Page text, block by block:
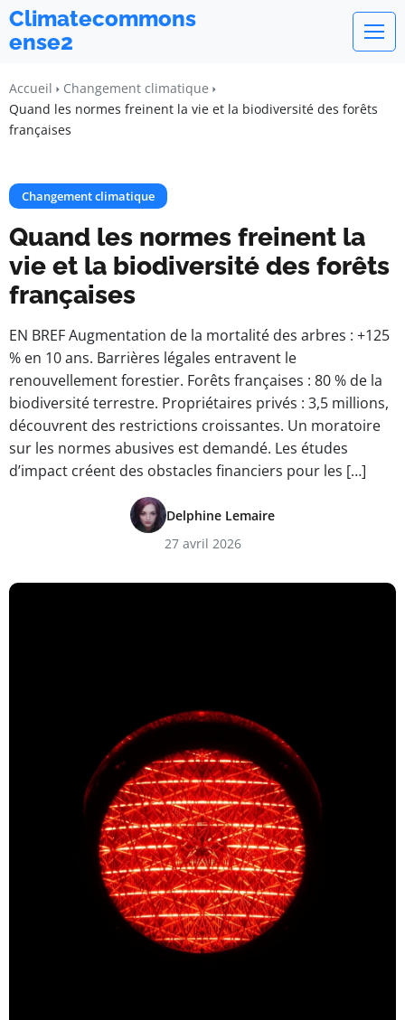
Climatecommons
ense2
Accueil
Changement climatique
Quand les normes freinent la vie et la biodiversité des forêts
françaises
Changement climatique
Quand les normes freinent la
vie et la biodiversité des forêts
françaises
EN BREF Augmentation de la mortalité des arbres : +125
% en 10 ans. Barrières légales entravent le
renouvellement forestier. Forêts françaises : 80 % de la
biodiversité terrestre. Propriétaires privés : 3,5 millions,
découvrent des restrictions croissantes. Un moratoire
sur les normes abusives est demandé. Les études
d’impact créent des obstacles financiers pour les […]
Delphine Lemaire
27 avril 2026